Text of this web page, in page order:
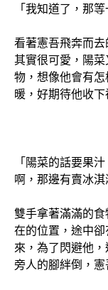
「我知道了，那
看著憲吾飛奔而
其實很可愛，陽
物，想像他會有
暖，好期待他收下
「陽菜的話要果
啊，那邊有賣冰淇
雙手拿著滿滿的
在的位置，途中
來，為了閃避他
旁人的腳絆倒，